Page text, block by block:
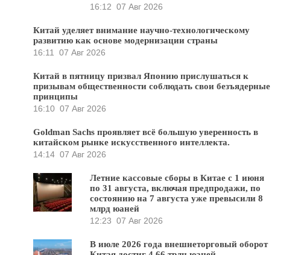
16:12 07 Авг 2026
Китай уделяет внимание научно-технологическому
развитию как основе модернизации страны
16:11
07 Авг 2026
Китай в пятницу призвал Японию прислушаться к
призывам общественности соблюдать свои безъядерные
принципы
16:10 07 Авг 2026
Goldman Sachs проявляет всё большую уверенность в
китайском рынке искусственного интеллекта.
14:14 07 Авг 2026
Летние кассовые сборы в Китае с 1 июня
по 31 августа, включая предпродажи, по
состоянию на 7 августа уже превысили 8
млрд юаней
12:23 07 Авг 2026
В июле 2026 года внешнеторговый оборот